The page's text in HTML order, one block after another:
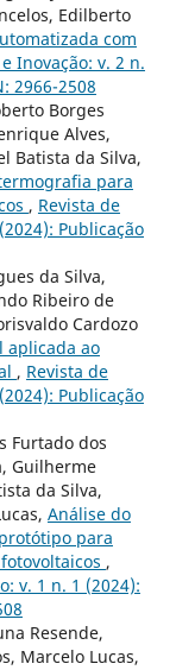
Edilberto
com
Inovação: v. 2 n.
2966-2508
Borges
Alves,
Batista da Silva,
para
, Revista de
Publicação
da Silva,
Ribeiro de
Cardozo
ao
, Revista de
Publicação
Furtado dos
Guilherme
da Silva,
Análise do
para
,
v. 1 n. 1 (2024):
Resende,
Marcelo Lucas,